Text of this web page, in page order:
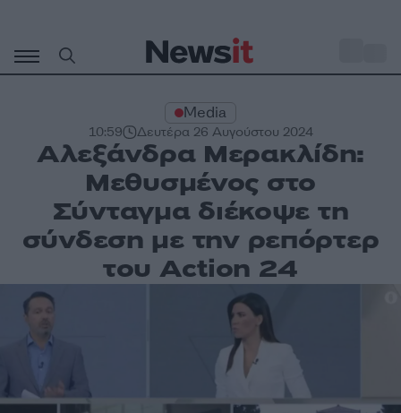
περιεχόμενο
Media
10:59 Δευτέρα 26 Αυγούστου 2024
Αλεξάνδρα Μερακλίδη:
Μεθυσμένος στο
Σύνταγμα διέκοψε τη
σύνδεση με την ρεπόρτερ
του Action 24